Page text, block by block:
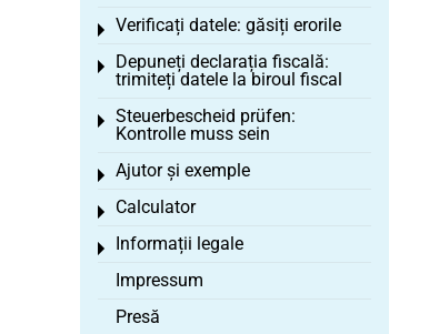
Verificați datele: găsiți erorile
Toggle menu
Depuneți declarația fiscală:
trimiteți datele la biroul fiscal
Toggle menu
Steuerbescheid prüfen:
Kontrolle muss sein
Toggle menu
Ajutor și exemple
Toggle menu
Calculator
Toggle menu
Informații legale
Toggle menu
Impressum
Presă